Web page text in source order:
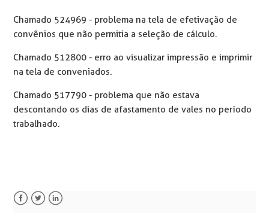
Chamado 524969 - problema na tela de efetivação de
convênios que não permitia a seleção de cálculo.
Chamado 512800 - erro ao visualizar impressão e imprimir
na tela de conveniados.
Chamado 517790 - problema que não estava
descontando os dias de afastamento de vales no período
trabalhado.